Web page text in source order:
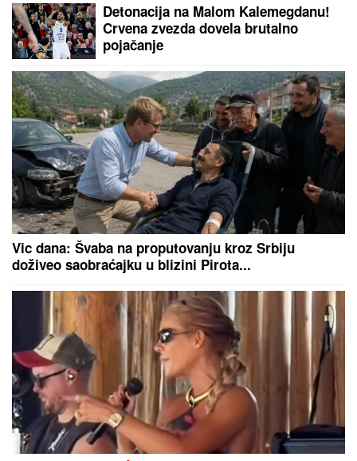
"NIJE IH BILO POLA SATA, SVI SU
TO VIDELI"Maja Marinković šokirala
tvrdnjama o aferi Stanije i Takija:
"Želi da bude sponzoruša, živi u
selendri"
SUPERKOLONIJA MRAVA DUGA
6.000 KM TAKOĐE SE ŠIRI
ITALIJOM:Preseca severnu Italiju,
južnu Francusku, Španiju i Portugal
Obrišite zadnjicu kako bog zapoveda: Mlataranje
toalet-papirom u kontrasmeru napravi ozbiljan